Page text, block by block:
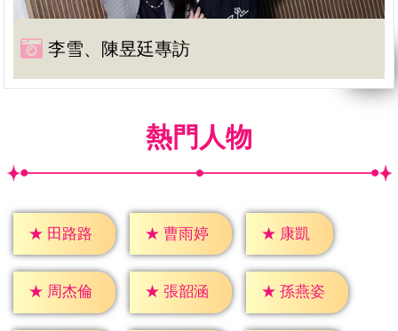
李雪、陳昱廷專訪
熱門人物
★ 田路路 ★ 曹雨婷 ★ 康凱
★ 周杰倫 ★ 張韶涵 ★ 孫燕姿